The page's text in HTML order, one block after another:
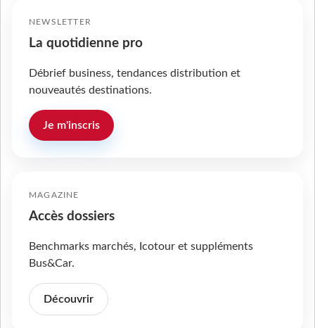
NEWSLETTER
La quotidienne pro
Débrief business, tendances distribution et
nouveautés destinations.
Je m'inscris
MAGAZINE
Accès dossiers
Benchmarks marchés, Icotour et suppléments
Bus&Car.
Découvrir